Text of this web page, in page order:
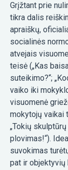
Grįžtant prie
tikra dalis
apraiškų,
socialinės
atvejais
teisė („Kas
suteikimo?“;
vaiko iki
visuomenė
mokytojų vaikai
„Tokių
plovimas!“).
suvokimas
pat ir